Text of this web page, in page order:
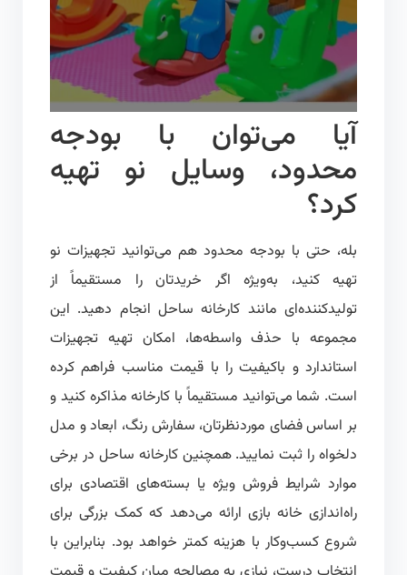
آیا می‌توان با بودجه
محدود، وسایل نو تهیه
کرد؟
بله، حتی با بودجه محدود هم می‌توانید تجهیزات نو
تهیه کنید، به‌ویژه اگر خریدتان را مستقیماً از
تولیدکننده‌ای مانند کارخانه ساحل انجام دهید. این
مجموعه با حذف واسطه‌ها، امکان تهیه تجهیزات
استاندارد و باکیفیت را با قیمت مناسب فراهم کرده
است. شما می‌توانید مستقیماً با کارخانه مذاکره کنید و
بر اساس فضای موردنظرتان، سفارش رنگ، ابعاد و مدل
دلخواه را ثبت نمایید. همچنین کارخانه ساحل در برخی
موارد شرایط فروش ویژه یا بسته‌های اقتصادی برای
راه‌اندازی خانه بازی ارائه می‌دهد که کمک بزرگی برای
شروع کسب‌وکار با هزینه کمتر خواهد بود. بنابراین با